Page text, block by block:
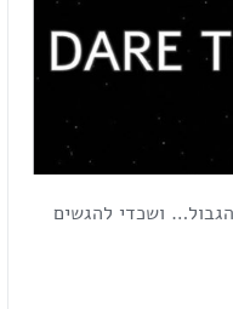
ושכדי להגשים